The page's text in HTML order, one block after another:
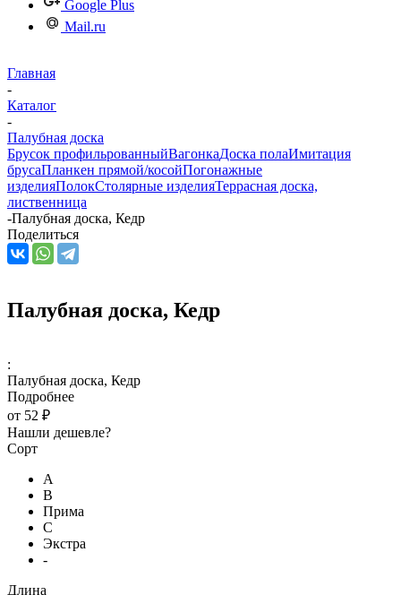
Google Plus
Mail.ru
Главная
-
Каталог
-
Палубная доска
Брусок профильрованныйВагонкаДоска полаИмитация
брусаПланкен прямой/косойПогонажные
изделияПолокСтолярные изделияТеррасная доска,
лиственница
-Палубная доска, Кедр
Поделиться
Палубная доска, Кедр
:
Палубная доска, Кедр
Подробнее
от 52 ₽
Нашли дешевле?
Сорт
А
В
Прима
С
Экстра
-
Длина